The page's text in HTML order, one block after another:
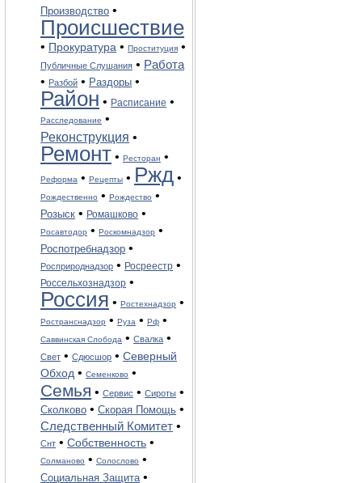
Производство •
Происшествие
• Прокуратура • Проституция •
Публичные Слушания • Работа
• Разбой • Раздоры •
Район • Расписание •
Расследование •
Реконструкция •
Ремонт • Ресторан •
Реформа • Рецепты • Ржд •
Рождественно • Рождество •
Розыск • Ромашково •
Росавтодор • Роскомнадзор •
Роспотребнадзор •
Росприроднадзор • Росреестр •
Россельхознадзор •
Россия • Ростехнадзор •
Ространснадзор • Руза • Рф •
Саввинская Слобода • Свалка •
Свет • Сдюсшор • Северный
Обход • Семенково •
Семья • Сервис • Сироты •
Сколково • Скорая Помощь •
Следственный Комитет •
Снт • Собственность •
Солманово • Солослово •
Социальная Защита •